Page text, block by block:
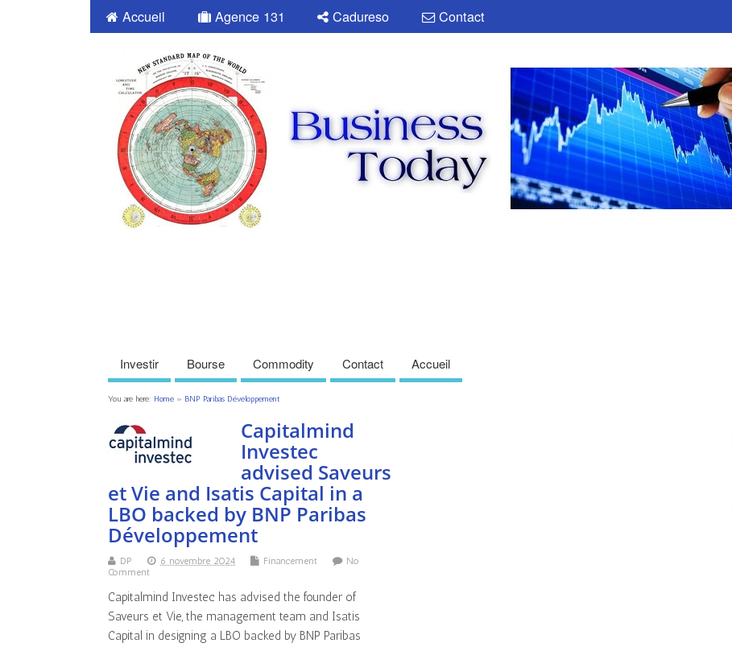
Accueil Agence 131 Cadureso Contact
Investir Bourse Commodity Contact Accueil
You are here: Home » BNP Paribas Développement
Capitalmind
Investec
advised Saveurs
et Vie and Isatis Capital in a
LBO backed by BNP Paribas
Développement
DP 6 novembre 2024 Financement
No
Comment
Capitalmind Investec has advised the founder of
Saveurs et Vie, the management team and Isatis
Capital in designing a LBO backed by BNP Paribas